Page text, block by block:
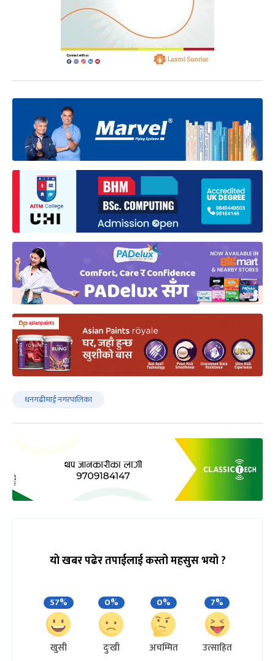
धनगढीमाई नगरपालिका
यो खबर पढेर तपाईलाई कस्तो महसुस भयो ?
57%
खुसी
0%
दुःखी
0%
अचम्मित
7%
उत्साहित